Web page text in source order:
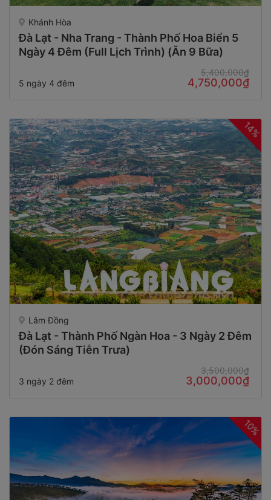
Khánh Hòa
Đà Lạt - Nha Trang - Thành Phố Hoa Biển 5
Ngày 4 Đêm (Full Lịch Trình) (Ăn 9 Bữa)
5 ngày 4 đêm
5,400,000₫
4,750,000₫
14%
Lâm Đồng
Đà Lạt - Thành Phố Ngàn Hoa - 3 Ngày 2 Đêm
(Đón Sáng Tiễn Trưa)
3 ngày 2 đêm
3,500,000₫
3,000,000₫
10%